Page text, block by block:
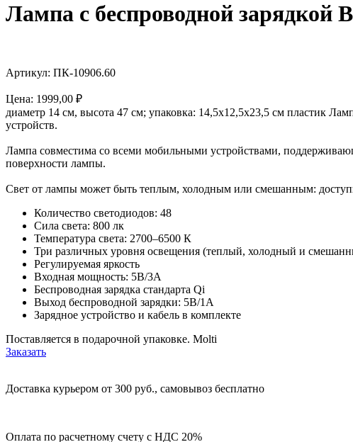
Лампа с беспроводной зарядкой
Артикул: ПК-10906.60
Цена: 1999,00 ₽
диаметр 14 см, высота 47 см; упаковка: 14,5x12,5x23,5 см пластик
устройств.
Лампа совместима со всеми мобильными устройствами,
поверхности лампы.
Свет от лампы может быть теплым, холодным или смешанным:
Количество светодиодов: 48
Сила света: 800 лк
Температура света: 2700–6500 К
Три различных уровня освещения (теплый, холодный и
Регулируемая яркость
Входная мощность: 5В/3А
Беспроводная зарядка стандарта Qi
Выход беспроводной зарядки: 5В/1А
Зарядное устройство и кабель в комплекте
Поставляется в подарочной упаковке. Molti
Заказать
Доставка курьером от 300 руб., самовывоз бесплатно
Оплата по расчетному счету с НДС 20%